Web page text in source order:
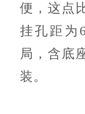
便，这点
挂孔距为
局，含底
装。